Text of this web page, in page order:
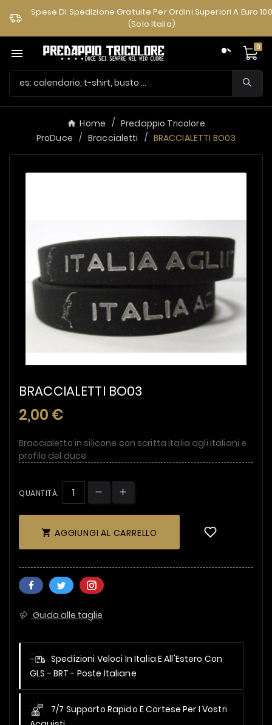
Spese Di Spedizione Gratuite Per Ordini Superiori A Euro 100
(solo Italia)
 0
Home
Predappio Tricolore
ProDuce
Braccialetti BRACCIALETTI BO03
BRACCIALETTI BO03
2,00 €
Braccialetto in silicone con scritta italia agli italiani e
profilo del duce
QUANTITÀ:
 AGGIUNGI AL CARRELLO
Guida alle taglie
Spedizioni Veloci In Italia E All'Estero Con
GLS - BRT - Poste Italiane
7/7 Supporto Rapido E Cortese Per I Vostri